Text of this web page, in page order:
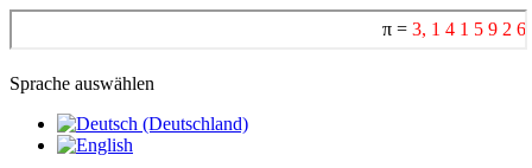
Sprache auswählen